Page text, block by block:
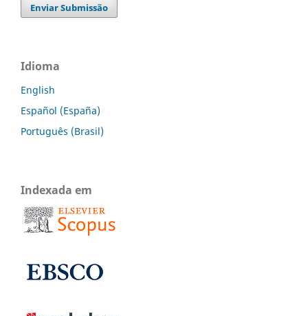
Enviar Submissão
Idioma
English
Español (España)
Português (Brasil)
Indexada em